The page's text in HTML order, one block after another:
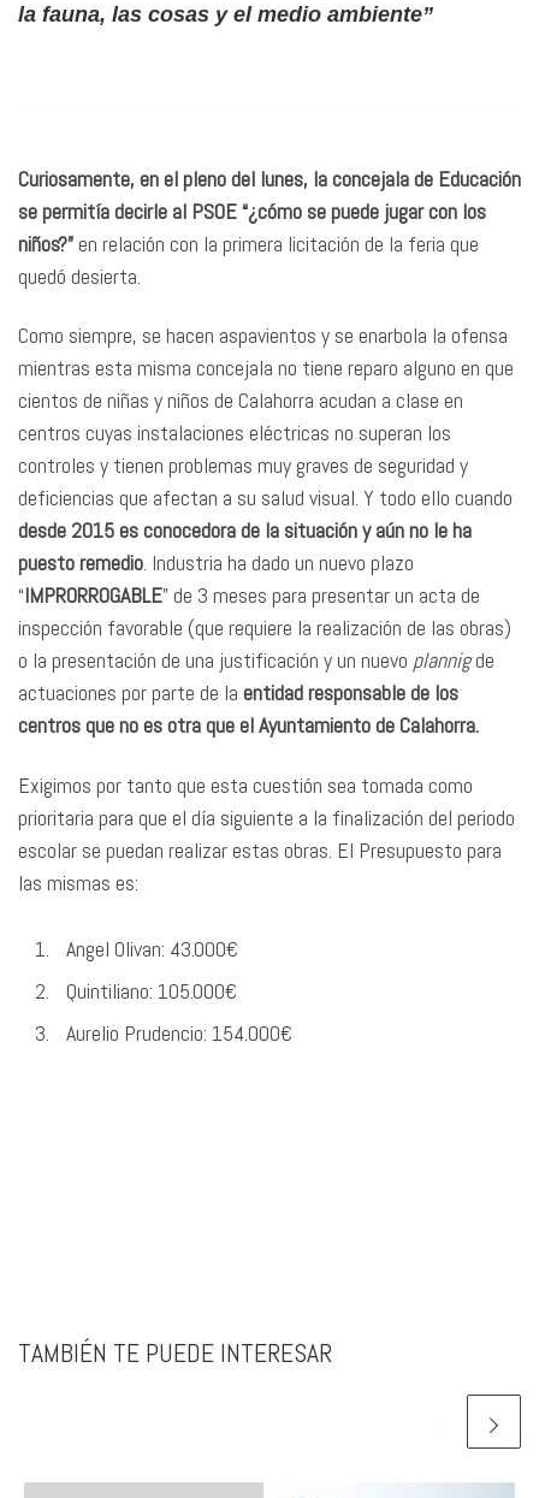
la fauna, las cosas y el medio ambiente”
Curiosamente, en el pleno del lunes, la concejala de Educación
se permitía decirle al PSOE “¿cómo se puede jugar con los
niños?”en relación con la primera licitación de la feria que
quedó desierta.
Como siempre, se hacen aspavientos y se enarbola la ofensa
mientras esta misma concejala no tiene reparo alguno en que
cientos de niñas y niños de Calahorra acudan a clase en
centros cuyas instalaciones eléctricas no superan los
controles y tienen problemas muy graves de seguridad y
deficiencias que afectan a su salud visual. Y todo ello cuando
desde 2015 es conocedora de la situación y aún no le ha
puesto remedio. Industria ha dado un nuevo plazo
“IMPRORROGABLE” de 3 meses para presentar un acta de
inspección favorable (que requiere la realización de las obras)
o la presentación de una justificación y un nuevo plannigde
actuaciones por parte de la entidad responsable de los
centros que no es otra que el Ayuntamiento de Calahorra.
Exigimos por tanto que esta cuestión sea tomada como
prioritaria para que el día siguiente a la finalización del periodo
escolar se puedan realizar estas obras. El Presupuesto para
las mismas es:
Angel Olivan: 43.000€
Quintiliano: 105.000€
Aurelio Prudencio: 154.000€
TAMBIÉN TE PUEDE INTERESAR